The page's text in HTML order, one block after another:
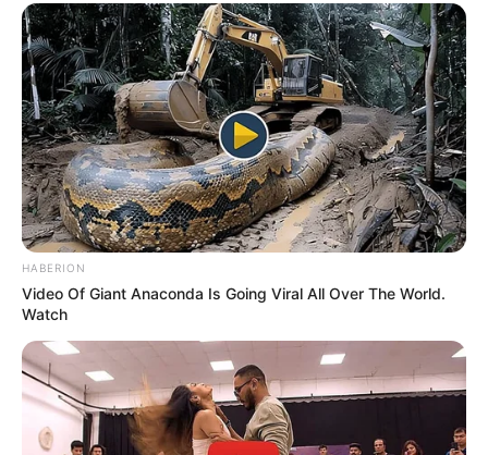
en la guerra de Ucrania:
su madre pide frenar la
extradición
CARGAR MÁS
TEMAS DESTACADOS
EMERGENCIAS POR LLUVIAS
FUERTES LLUVIAS
VIA AL LLANO
LIGA BETPLAY
METRO DE MEDELLÍN
CORTES DE LUZ
CORTES DE AGUA
FENÓMENO DEL NIÑO
HABERION
Video Of Giant Anaconda Is Going Viral All Over The World.
Watch